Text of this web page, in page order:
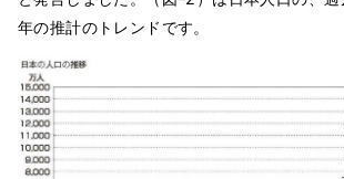
年の推計のトレンドです。